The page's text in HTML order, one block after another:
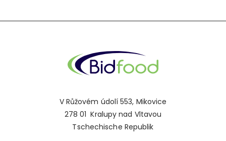
V Růžovém údolí 553, Mikovice
278 01 Kralupy nad Vltavou
Tschechische Republik